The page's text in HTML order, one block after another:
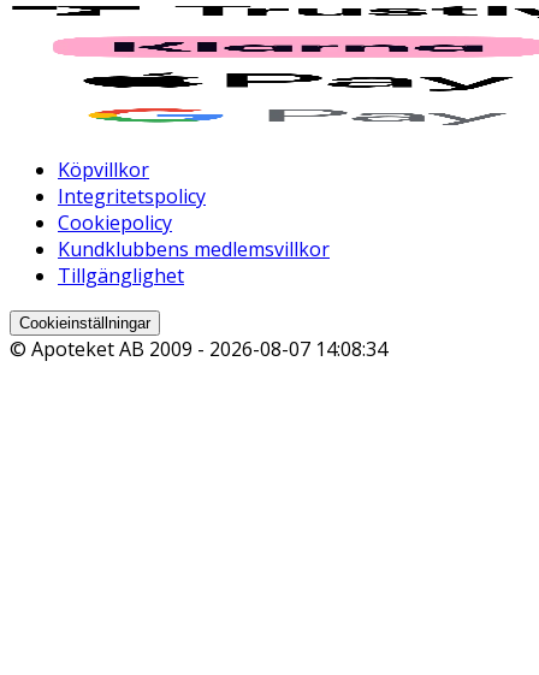
Köpvillkor
Integritetspolicy
Cookiepolicy
Kundklubbens medlemsvillkor
Tillgänglighet
Cookieinställningar
© Apoteket AB 2009 - 2026-08-07 14:08:34